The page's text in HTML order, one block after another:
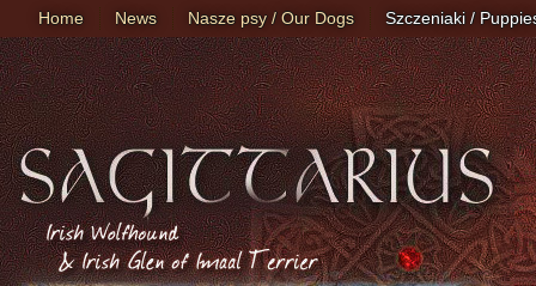
Home News Nasze psy / Our Dogs Szczeniaki /